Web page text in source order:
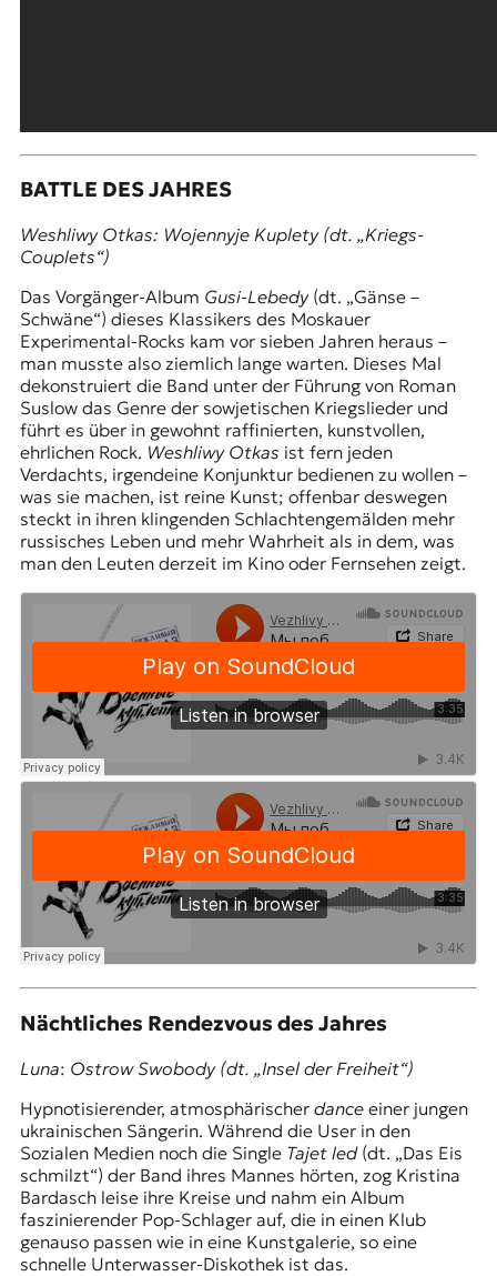
BATTLE DES JAHRES
Weshliwy Otkas: Wojennyje Kuplety (dt. „Kriegs-
Couplets“)
Das Vorgänger-Album Gusi-Lebedy(dt. „Gänse –
Schwäne“) dieses Klassikers des Moskauer
Experimental-Rocks kam vor sieben Jahren heraus –
man musste also ziemlich lange warten. Dieses Mal
dekonstruiert die Band unter der Führung von Roman
Suslow das Genre der sowjetischen Kriegslieder und
führt es über in gewohnt raffinierten, kunstvollen,
ehrlichen Rock. Weshliwy Otkas ist fern jeden
Verdachts, irgendeine Konjunktur bedienen zu wollen –
was sie machen, ist reine Kunst; offenbar deswegen
steckt in ihren klingenden Schlachtengemälden mehr
russisches Leben und mehr Wahrheit als in dem, was
man den Leuten derzeit im Kino oder Fernsehen zeigt.
Nächtliches Rendezvous des Jahres
Luna: Ostrow Swobody (dt. „Insel der Freiheit“)
Hypnotisierender, atmosphärischer dance einer jungen
ukrainischen Sängerin. Während die User in den
Sozialen Medien noch die Single Tajet led(dt. „Das Eis
schmilzt“) der Band ihres Mannes hörten, zog Kristina
Bardasch leise ihre Kreise und nahm ein Album
faszinierender Pop-Schlager auf, die in einen Klub
genauso passen wie in eine Kunstgalerie, so eine
schnelle Unterwasser-Diskothek ist das.